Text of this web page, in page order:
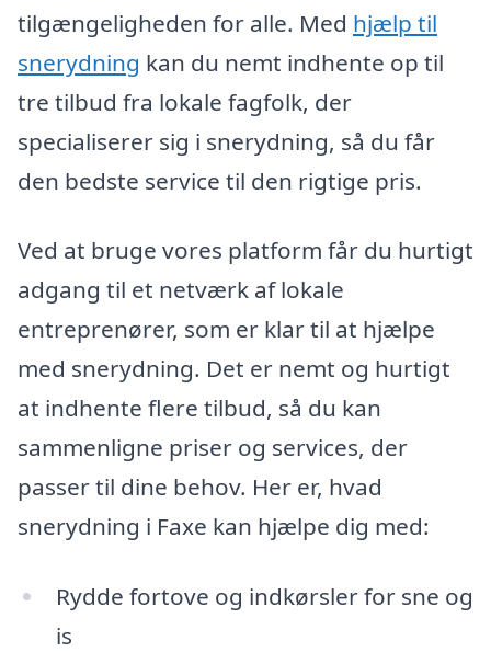
tilgængeligheden for alle. Med hjælp til
snerydning kan du nemt indhente op til
tre tilbud fra lokale fagfolk, der
specialiserer sig i snerydning, så du får
den bedste service til den rigtige pris.
Ved at bruge vores platform får du hurtigt
adgang til et netværk af lokale
entreprenører, som er klar til at hjælpe
med snerydning. Det er nemt og hurtigt
at indhente flere tilbud, så du kan
sammenligne priser og services, der
passer til dine behov. Her er, hvad
snerydning i Faxe kan hjælpe dig med:
Rydde fortove og indkørsler for sne og
is